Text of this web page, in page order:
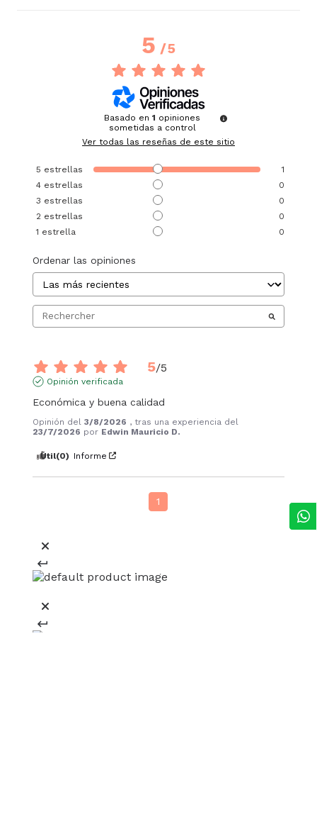
5/5
Basado en 1 opiniones
sometidas a control
Ver todas las reseñas de este sitio
5 estrellas
1
4 estrellas
0
3 estrellas
0
2 estrellas
0
1 estrella 0
Ordenar las opiniones
5/5
Opinión verificada
Económica y buena calidad
Opinión del 3/8/2026 , tras una experiencia del
23/7/2026 por Edwin Mauricio D.
Útil(0) Informe
1